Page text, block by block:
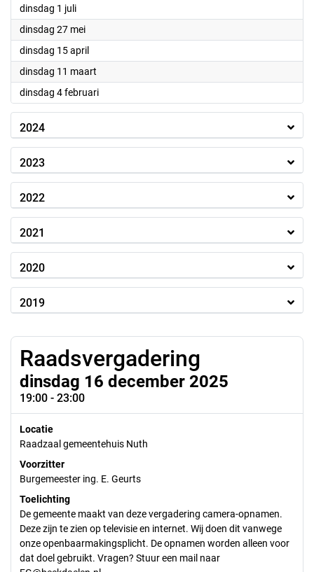
dinsdag 1 juli2025
dinsdag 27 mei2025
dinsdag 15 april2025
dinsdag 11 maart
dinsdag 4 februari2025
2024
2023
2022
2021
2020
2019
Raadsvergadering
dinsdag 16 december 2025
19:00 - 23:00
Locatie
Raadzaal gemeentehuis Nuth
Voorzitter
Burgemeester ing. E. Geurts
Toelichting
De gemeente maakt van deze vergadering camera-opnamen.
Deze zijn te zien op televisie en internet. Wij doen dit vanwege
onze openbaarmakingsplicht. De opnamen worden alleen voor
dat doel gebruikt. Vragen? Stuur een mail naar